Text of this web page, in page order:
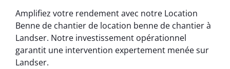
Amplifiez votre rendement avec notre Location
Benne de chantier de location benne de chantier à
Landser. Notre investissement opérationnel
garantit une intervention expertement menée sur
Landser.